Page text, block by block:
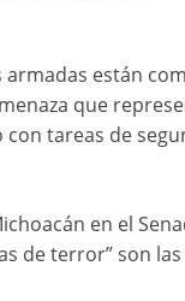
armadas están
que
tareas de
en el
de terror” son